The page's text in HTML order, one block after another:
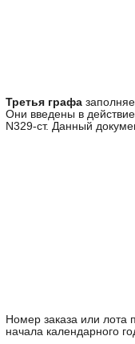
Третья графа
Они введены в
N329-ст. Данный
Номер заказа или лота
начала календарного